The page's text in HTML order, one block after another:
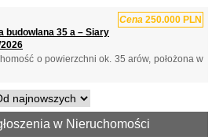
Cena 250.000 PLN
budowlana 35 a – Siary
o powierzchni ok. 35 arów, położona w
w Nieruchomości